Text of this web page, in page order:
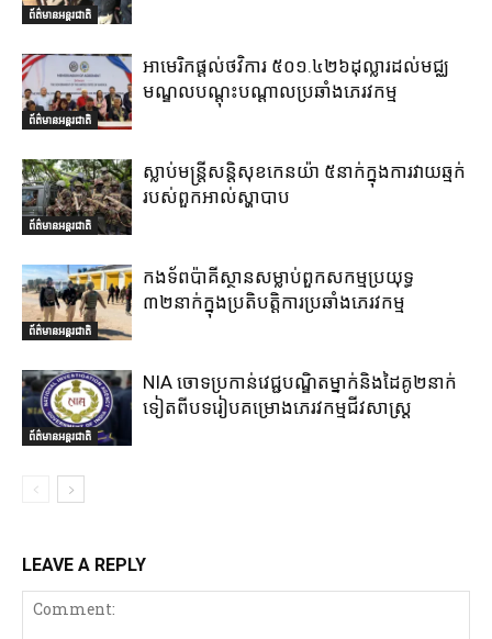
ព័ត៌មានអន្តរជាតិ
ព័ត៌មានអន្តរជាតិ
អាមេរិកផ្តល់ថវិការ ៥០១.៤២៦ដុល្លារដល់មជ្ឈ
មណ្ឌលបណ្តុះបណ្តាលប្រឆាំងភេរវកម្ម
ព័ត៌មានអន្តរជាតិ
ស្លាប់មន្ត្រីសន្តិសុខកេនយ៉ា ៥នាក់ក្នុងការវាយឆ្មក់
របស់ពួកអាល់ស្ហាបាប
ព័ត៌មានអន្តរជាតិ
កងទ័ពប៉ាគីស្ថានសម្លាប់ពួកសកម្មប្រយុទ្ធ
៣២នាក់ក្នុងប្រតិបត្តិការប្រឆាំងភេរវកម្ម
ព័ត៌មានអន្តរជាតិ
NIA ចោទប្រកាន់វេជ្ជបណ្ឌិតម្នាក់និងដៃគូ២នាក់
ទៀតពីបទរៀបគម្រោងភេរវកម្មជីវសាស្ត្រ
LEAVE A REPLY